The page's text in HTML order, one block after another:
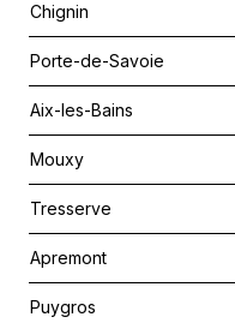
Chignin
Porte-de-Savoie
Aix-les-Bains
Mouxy
Tresserve
Apremont
Puygros